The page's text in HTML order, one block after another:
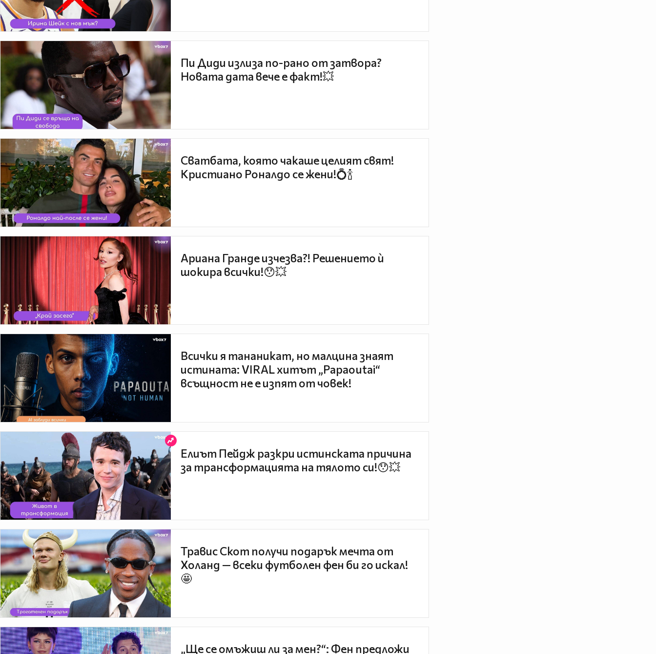
Пи Диди излиза по-рано от затвора?
Новата дата вече е факт!💥
Сватбата, която чакаше целият свят!
Кристиано Роналдо се жени!💍🍾
Ариана Гранде изчезва?! Решението ѝ
шокира всички!😯💥
Всички я тананикат, но малцина знаят
истината: VIRAL хитът „Papaoutai“
всъщност не е изпят от човек!
Елиът Пейдж разкри истинската причина
за трансформацията на тялото си!😯💥
Травис Скот получи подарък мечта от
Холанд — всеки футболен фен би го искал!
🤩
„Ще се омъжиш ли за мен?“: Фен предложи